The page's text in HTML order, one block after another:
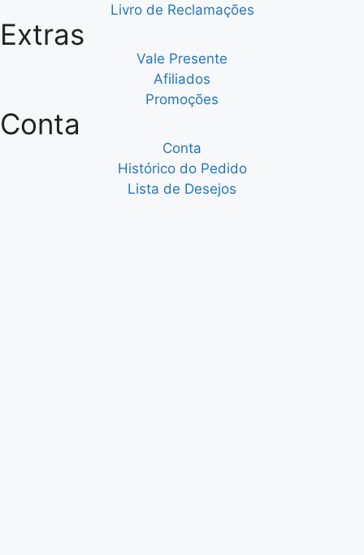
Livro de Reclamações
Extras
Vale Presente
Afiliados
Promoções
Conta
Conta
Histórico do Pedido
Lista de Desejos